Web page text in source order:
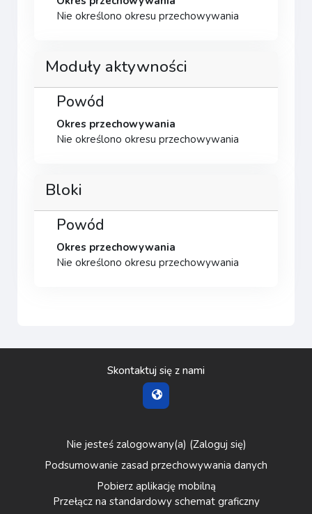
Nie określono okresu przechowywania
Moduły aktywności
Powód
Okres przechowywania
Nie określono okresu przechowywania
Bloki
Powód
Okres przechowywania
Nie określono okresu przechowywania
Skontaktuj się z nami
Nie jesteś zalogowany(a) (Zaloguj się)
Podsumowanie zasad przechowywania danych
Pobierz aplikację mobilną
Przełącz na standardowy schemat graficzny